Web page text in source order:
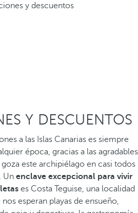
y descuentos
Y DESCUENTOS
a las Islas Canarias es siempre
época, gracias a las agradables
este archipiélago en casi todos
Un enclave excepcional para vivir
es Costa Teguise, una localidad
esperan playas de ensueño,